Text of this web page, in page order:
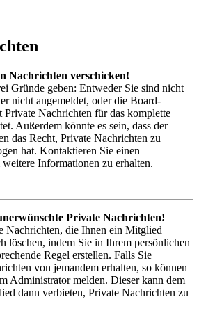
Nachrichten verschicken!
Gründe geben: Entweder Sie sind nicht
nicht angemeldet, oder die Board-
Private Nachrichten für das komplette
Außerdem könnte es sein, dass der
das Recht, Private Nachrichten zu
hat. Kontaktieren Sie einen
Informationen zu erhalten.
Private Nachrichten!
Nachrichten, die Ihnen ein Mitglied
löschen, indem Sie in Ihrem persönlichen
Regel erstellen. Falls Sie
von jemandem erhalten, so können
Administrator melden. Dieser kann dem
dann verbieten, Private Nachrichten zu